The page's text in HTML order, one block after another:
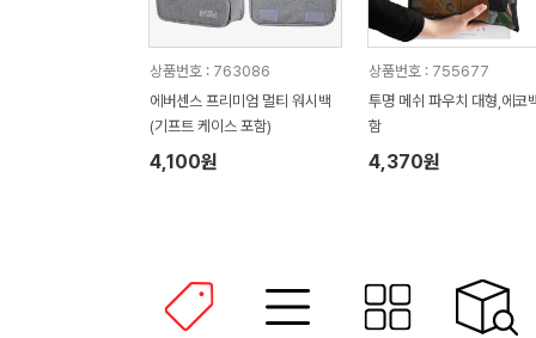
상품번호 : 763086
에버센스 프리미엄 멀티 워시백
(기프트 케이스 포함)
4,100원
상품번호 : 755677
투명 메쉬 파우치 대형,에코
함
4,370원